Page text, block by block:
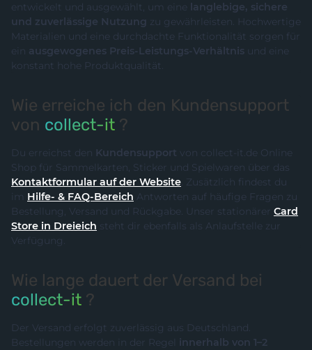
entwickelt und ausgewählt, um eine langlebige, sichere
und zuverlässige Nutzung zu gewährleisten. Hochwertige
Materialien und eine durchdachte Funktionalität sorgen für
ein ausgewogenes Preis-Leistungs-Verhältnis und eine
konstant hohe Produktqualität.
Wie erreiche ich den Kundensupport
von collect-it ?
Du erreichst den Kundensupport von collect-it.de Online
Shop für Sammelkarten, Sticker und Spielwaren über das
Kontaktformular auf der Website. Zusätzlich findest du
im Hilfe- & FAQ-Bereich Antworten auf häufige Fragen zu
Bestellung, Versand und Rückgabe. Unser stationärer Card
Store in Dreieich steht dir ebenfalls als Anlaufstelle zur
Verfügung.
Wie lange dauert der Versand bei
collect-it ?
Der Versand erfolgt zuverlässig aus Deutschland.
Bestellungen werden in der Regel innerhalb von 1–2